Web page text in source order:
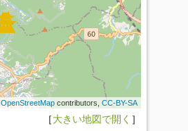
OpenStreetMapcontributors, CC-BY-SA
［大きい地図で開く ］